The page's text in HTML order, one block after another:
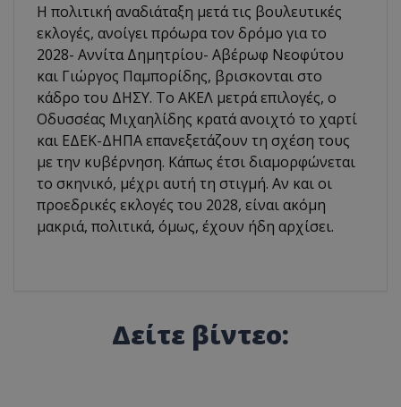
Η πολιτική αναδιάταξη μετά τις βουλευτικές
εκλογές, ανοίγει πρόωρα τον δρόμο για το
2028- Αννίτα Δημητρίου- Αβέρωφ Νεοφύτου
και Γιώργος Παμπορίδης, βρισκονται στο
κάδρο του ΔΗΣΥ. Το ΑΚΕΛ μετρά επιλογές, ο
Οδυσσέας Μιχαηλίδης κρατά ανοιχτό το χαρτί
και ΕΔΕΚ-ΔΗΠΑ επανεξετάζουν τη σχέση τους
με την κυβέρνηση. Κάπως έτσι διαμορφώνεται
το σκηνικό, μέχρι αυτή τη στιγμή. Αν και οι
προεδρικές εκλογές του 2028, είναι ακόμη
μακριά, πολιτικά, όμως, έχουν ήδη αρχίσει.
Δείτε βίντεο: